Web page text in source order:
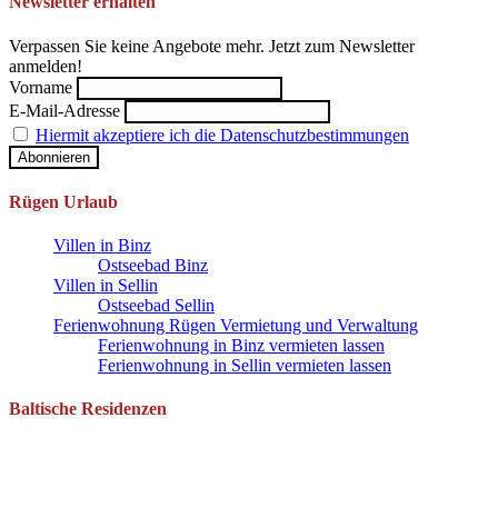
Verpassen Sie keine Angebote mehr. Jetzt zum Newsletter
anmelden!
Vorname
E-Mail-Adresse
Hiermit akzeptiere ich die Datenschutzbestimmungen
Rügen Urlaub
Villen in Binz
Ostseebad Binz
Villen in Sellin
Ostseebad Sellin
Ferienwohnung Rügen Vermietung und Verwaltung
Ferienwohnung in Binz vermieten lassen
Ferienwohnung in Sellin vermieten lassen
Baltische Residenzen